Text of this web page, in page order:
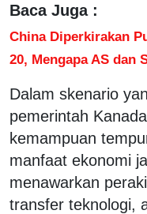
Baca Juga :
China Diperkirakan
20, Mengapa AS dan
Dalam skenario
pemerintah
kemampuan
manfaat ekonomi
menawarkan
transfer teknologi,